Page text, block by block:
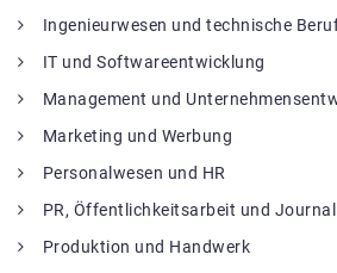
Ingenieurwesen und technische
IT und Softwareentwicklung
Management und
Marketing und Werbung
Personalwesen und HR
PR, Öffentlichkeitsarbeit und
Produktion und Handwerk